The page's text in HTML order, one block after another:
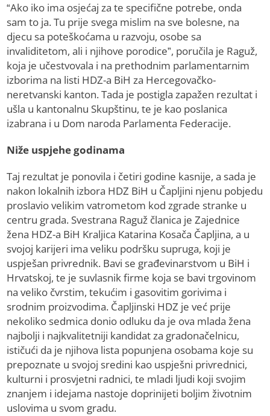
“Ako iko ima osjećaj za te specifične potrebe, onda
sam to ja. Tu prije svega mislim na sve bolesne, na
djecu sa poteškoćama u razvoju, osobe sa
invaliditetom, ali i njihove porodice”, poručila je Raguž,
koja je učestvovala i na prethodnim parlamentarnim
izborima na listi HDZ-a BiH za Hercegovačko-
neretvanski kanton. Tada je postigla zapažen rezultat i
ušla u kantonalnu Skupštinu, te je kao poslanica
izabrana i u Dom naroda Parlamenta Federacije.
Niže uspjehe godinama
Taj rezultat je ponovila i četiri godine kasnije, a sada je
nakon lokalnih izbora HDZ BiH u Čapljini njenu pobjedu
proslavio velikim vatrometom kod zgrade stranke u
centru grada. Svestrana Raguž članica je Zajednice
žena HDZ-a BiH Kraljica Katarina Kosača Čapljina, a u
svojoj karijeri ima veliku podršku supruga, koji je
uspješan privrednik. Bavi se građevinarstvom u BiH i
Hrvatskoj, te je suvlasnik firme koja se bavi trgovinom
na veliko čvrstim, tekućim i gasovitim gorivima i
srodnim proizvodima. Čapljinski HDZ je već prije
nekoliko sedmica donio odluku da je ova mlada žena
najbolji i najkvalitetniji kandidat za gradonačelnicu,
ističući da je njihova lista popunjena osobama koje su
prepoznate u svojoj sredini kao uspješni privrednici,
kulturni i prosvjetni radnici, te mladi ljudi koji svojim
znanjem i idejama nastoje doprinijeti boljim životnim
uslovima u svom gradu.